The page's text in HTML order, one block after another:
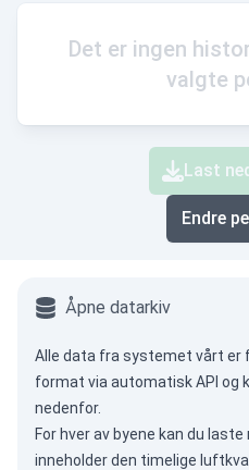
Det er ingen
valgte
Last
Endre
Åpne datarkiv
Alle data fra systemet vårt er
format via automatisk API og
nedenfor.
For hver av byene kan du
inneholder den timelige